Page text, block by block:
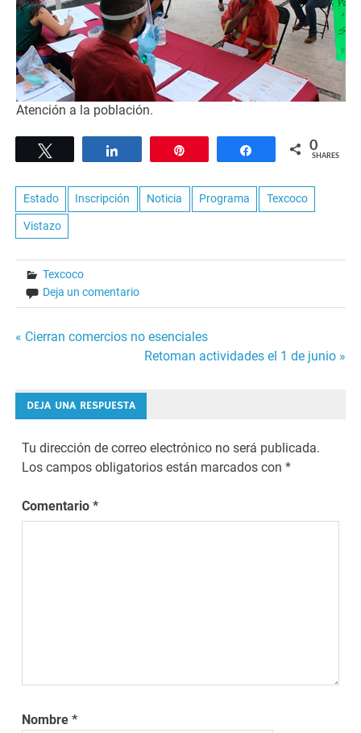
Atención a la población.
Share 0
SHARES
Estado Inscripción Noticia Programa Texcoco
Vistazo
Texcoco
Deja un comentario
Navegación
entradas
« Cierran comercios no esenciales
Retoman actividades el 1 de junio »
DEJA UNA RESPUESTA
Tu dirección de correo electrónico no será publicada.
Los campos obligatorios están marcados con*
Comentario*
Nombre*